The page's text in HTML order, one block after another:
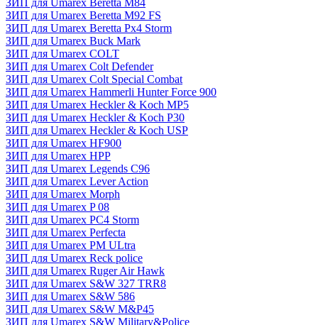
ЗИП для Umarex Beretta M84
ЗИП для Umarex Beretta M92 FS
ЗИП для Umarex Beretta Px4 Storm
ЗИП для Umarex Buck Mark
ЗИП для Umarex COLT
ЗИП для Umarex Colt Defender
ЗИП для Umarex Colt Special Combat
ЗИП для Umarex Hammerli Hunter Force 900
ЗИП для Umarex Heckler & Koch MP5
ЗИП для Umarex Heckler & Koch P30
ЗИП для Umarex Heckler & Koch USP
ЗИП для Umarex HF900
ЗИП для Umarex HPP
ЗИП для Umarex Legends C96
ЗИП для Umarex Lever Action
ЗИП для Umarex Morph
ЗИП для Umarex P 08
ЗИП для Umarex PC4 Storm
ЗИП для Umarex Perfecta
ЗИП для Umarex PM ULtra
ЗИП для Umarex Reck police
ЗИП для Umarex Ruger Air Hawk
ЗИП для Umarex S&W 327 TRR8
ЗИП для Umarex S&W 586
ЗИП для Umarex S&W M&P45
ЗИП для Umarex S&W Military&Police